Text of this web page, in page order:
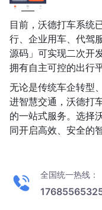
目前，沃德打车系统
行、企业用车、代驾
源码」可实现二次开
拥有自主可控的出行平
无论是传统车企转型
进智慧交通，沃德打
的一站式服务。选择
同开启高效、安全的
全国统一热线：